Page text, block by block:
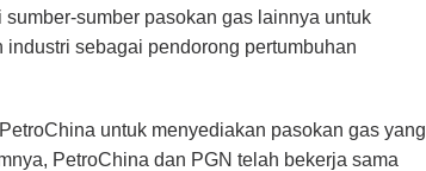
sumber pasokan gas lainnya untuk
sebagai pendorong pertumbuhan
untuk menyediakan pasokan gas yang
PetroChina dan PGN telah bekerja sama